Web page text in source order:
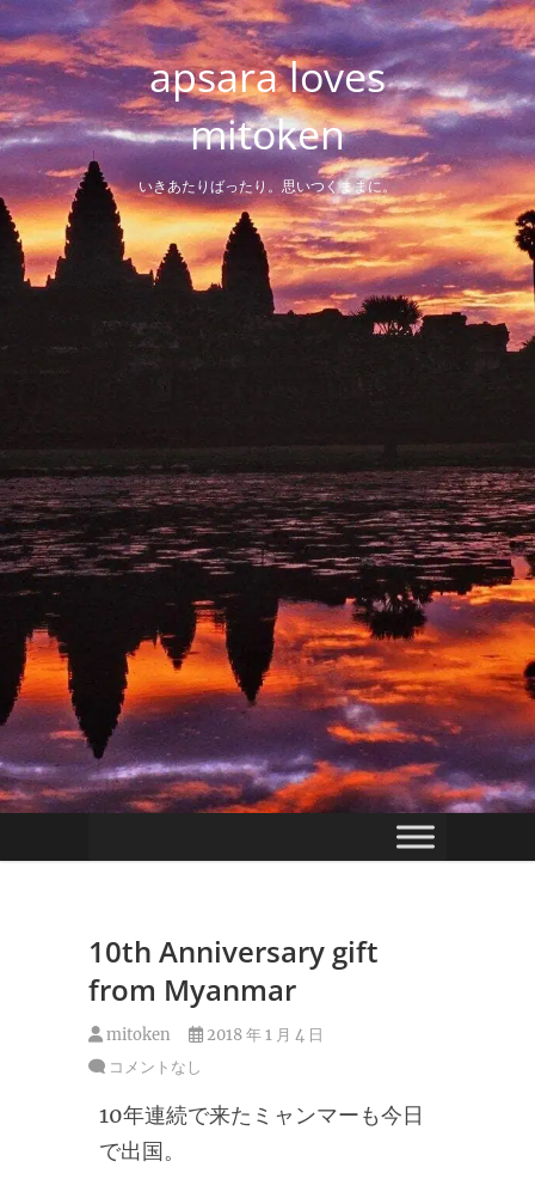
Skip
to
content
apsara loves
mitoken
いきあたりばったり。思いつくままに。
10th Anniversary gift
from Myanmar
mitoken
2018 年 1 月 4 日
コメントなし
10年連続で来たミャンマーも今日
で出国。